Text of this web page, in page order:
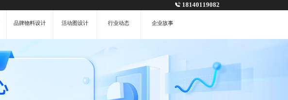
18140119082
品牌物料设计 活动图设计 行业动态 企业故事